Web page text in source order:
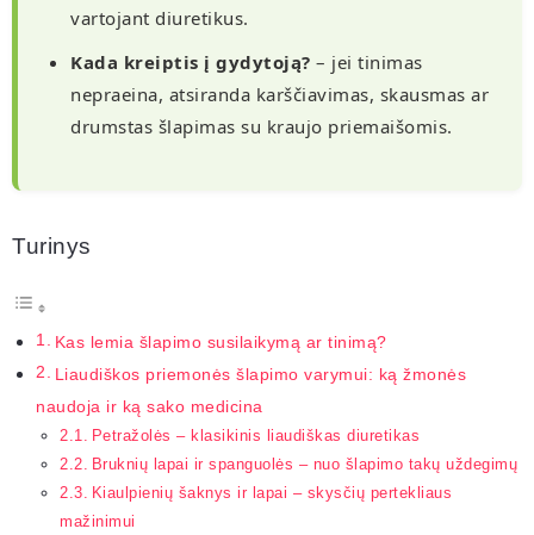
vartojant diuretikus.
Kada kreiptis į gydytoją? – jei tinimas
nepraeina, atsiranda karščiavimas, skausmas ar
drumstas šlapimas su kraujo priemaišomis.
Turinys
Kas lemia šlapimo susilaikymą ar tinimą?
Liaudiškos priemonės šlapimo varymui: ką žmonės
naudoja ir ką sako medicina
Petražolės – klasikinis liaudiškas diuretikas
Bruknių lapai ir spanguolės – nuo šlapimo takų uždegimų
Kiaulpienių šaknys ir lapai – skysčių pertekliaus
mažinimui